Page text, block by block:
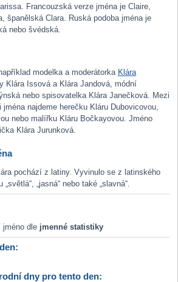
Francouzská verze jména je Claire,
španělská Clara. Ruská podoba jména je
nebo švédská.
modelka a moderátorka Klára
Klára Issová a Klára Jandová, módní
nebo spisovatelka Klára Janečková. Mezi
najdeme herečku Kláru Dubovicovou,
nebo malířku Kláru Bočkayovou. Jméno
Klára Jurunková.
pochází z latiny. Vyvinulo se z latinského
„jasná“ nebo také „slavná“.
dle jmenné statistiky
dny pro tento den: